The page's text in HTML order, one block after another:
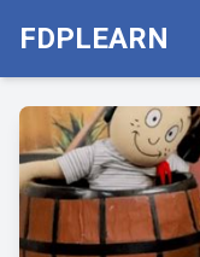
FDPLEARN